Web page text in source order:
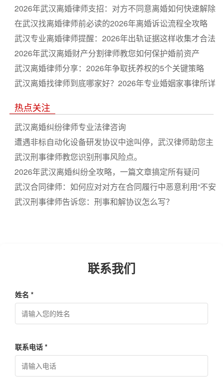
2026年武汉离婚律师支招：对方不同意离婚如何快速解除
婚姻
在武汉找离婚律师前必读的2026年离婚诉讼流程全攻略
武汉专业离婚律师提醒：2026年出轨证据这样收集才合法
有效
2026年武汉离婚财产分割律师教您如何保护婚前资产
武汉离婚律师分享：2026年争取抚养权的5个关键策略
武汉离婚找律师到底哪家好？2026年专业婚姻家事律所详
热点关注
武汉离婚纠纷律师专业法律咨询
遭遇非标自动化设备研发协议中途叫停，武汉律师助您主
张研发人员工时费
武汉刑事律师教您识别刑事风险点。
2026年武汉离婚纠纷全攻略，一篇文章搞定所有疑问
武汉合同律师：如何应对对方在合同履行中恶意利用“不安
抗辩权”单方停产？
武汉刑事律师告诉您：刑事和解协议怎么写？
联系我们
姓名 *
联系电话 *